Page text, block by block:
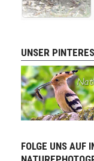
UNSER
FOLGE UNS AUF